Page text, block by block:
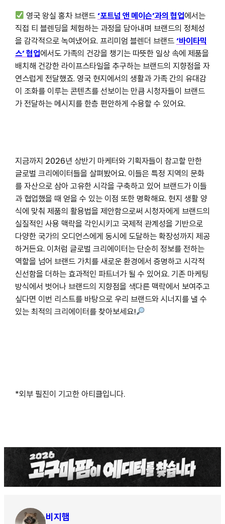
영국 왕실 홍차 브랜드‘포트넘 앤 메이슨’과의 협업에서는
직접 티 블렌딩을 체험하는 과정을 담아내며 브랜드의 정체성
을 감각적으로 녹여냈어요. 프리미엄 블렌더 브랜드‘바이타믹
스’ 협업에서도 가족의 건강을 챙기는 따뜻한 일상 속에 제품을
배치해 건강한 라이프스타일을 추구하는 브랜드의 지향점을 자
연스럽게 전달했죠. 영국 현지에서의 생활과 가족 간의 유대감
이 조화를 이루는 콘텐츠를 선보이는 만큼 시청자들이 브랜드
가 전달하는 메시지를 한층 편안하게 수용할 수 있어요.
지금까지 2026년 상반기 마케터와 기획자들이 참고할 만한
글로벌 크리에이터들을 살펴봤어요. 이들은 특정 지역의 문화
를 자산으로 삼아 고유한 시각을 구축하고 있어 브랜드가 이들
과 협업했을 때 얻을 수 있는 이점 또한 명확해요. 현지 생활 양
식에 맞춰 제품의 활용법을 제안함으로써 시청자에게 브랜드의
실질적인 사용 맥락을 각인시키고 국제적 관계성을 기반으로
다양한 국가의 오디언스에게 동시에 도달하는 확장성까지 제공
하거든요. 이처럼 글로벌 크리에이터는 단순히 정보를 전하는
역할을 넘어 브랜드 가치를 새로운 환경에서 증명하고 시각적
신선함을 더하는 효과적인 파트너가 될 수 있어요. 기존 마케팅
방식에서 벗어나 브랜드의 지향점을 색다른 맥락에서 보여주고
싶다면 이번 리스트를 바탕으로 우리 브랜드와 시너지를 낼 수
있는 최적의 크리에이터를 찾아보세요!
*외부 필진이 기고한 아티클입니다.
비지햄